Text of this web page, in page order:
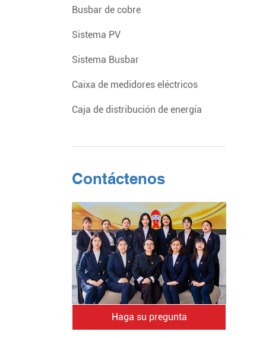
Busbar de cobre
Sistema PV
Sistema Busbar
Caixa de medidores eléctricos
Caja de distribución de energía
Contáctenos
Haga su pregunta